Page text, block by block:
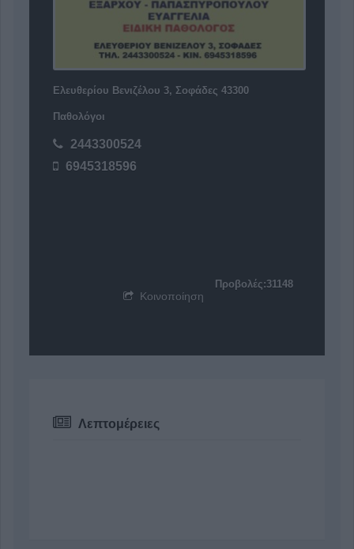
Ελευθερίου Βενιζέλου 3, Σοφάδες 43300
Παθολόγοι
2443300524
6945318596
Προβολές:31148
Κοινοποίηση
Λεπτομέρειες